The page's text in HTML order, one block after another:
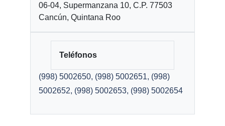
06-04, Supermanzana 10, C.P. 77503
Cancún, Quintana Roo
Teléfonos
(998) 5002650, (998) 5002651, (998)
5002652, (998) 5002653, (998) 5002654